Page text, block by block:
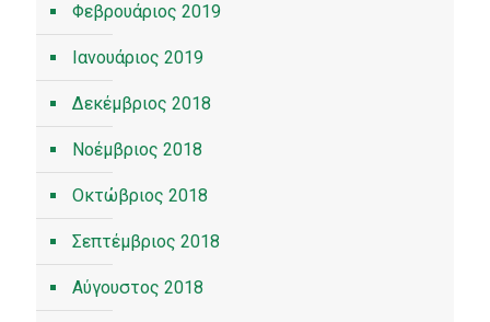
Φεβρουάριος 2019
Ιανουάριος 2019
Δεκέμβριος 2018
Νοέμβριος 2018
Οκτώβριος 2018
Σεπτέμβριος 2018
Αύγουστος 2018